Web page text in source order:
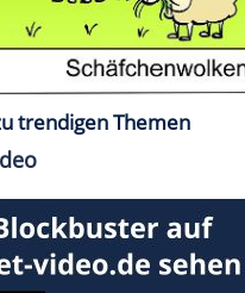
trendigen Themen